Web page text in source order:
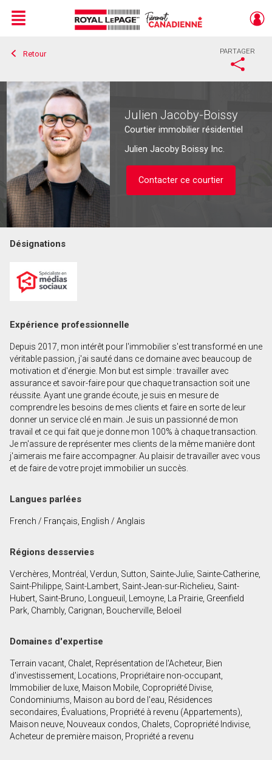
Live
En Direct
Menu
Retour PARTAGER
Julien Jacoby-Boissy
Courtier immobilier résidentiel
Julien Jacoby Boissy Inc.
Contacter ce courtier
Prénom
Courriel
Téléphone
(Optionnel)
Message
En cliquant sur le bouton « soumettre », vous
consentez à nos conditions d'utilisation et vous
nous fournissez l'autorisation écrite de
Désignations
Expérience professionnelle
Depuis 2017, mon intérêt pour l'immobilier s'est transformé en une
véritable passion, j'ai sauté dans ce domaine avec beaucoup de
motivation et d'énergie. Mon but est simple : travailler avec
assurance et savoir-faire pour que chaque transaction soit une
réussite. Ayant une grande écoute, je suis en mesure de
comprendre les besoins de mes clients et faire en sorte de leur
donner un service clé en main. Je suis un passionné de mon
travail et ce qui fait que je donne mon 100% à chaque transaction.
Je m'assure de représenter mes clients de la même manière dont
j'aimerais me faire accompagner. Au plaisir de travailler avec vous
et de faire de votre projet immobilier un succès.
Langues parlées
French / Français, English / Anglais
Régions desservies
Verchères, Montréal, Verdun, Sutton, Sainte-Julie, Sainte-Catherine,
Saint-Philippe, Saint-Lambert, Saint-Jean-sur-Richelieu, Saint-
Hubert, Saint-Bruno, Longueuil, Lemoyne, La Prairie, Greenfield
Park, Chambly, Carignan, Boucherville, Beloeil
Domaines d'expertise
Terrain vacant, Chalet, Représentation de l'Acheteur, Bien
d'investissement, Locations, Propriétaire non-occupant,
Immobilier de luxe, Maison Mobile, Copropriété Divise,
Condominiums, Maison au bord de l'eau, Résidences
secondaires, Évaluations, Propriété à revenu (Appartements),
Maison neuve, Nouveaux condos, Chalets, Copropriété Indivise,
Acheteur de première maison, Propriété a revenu